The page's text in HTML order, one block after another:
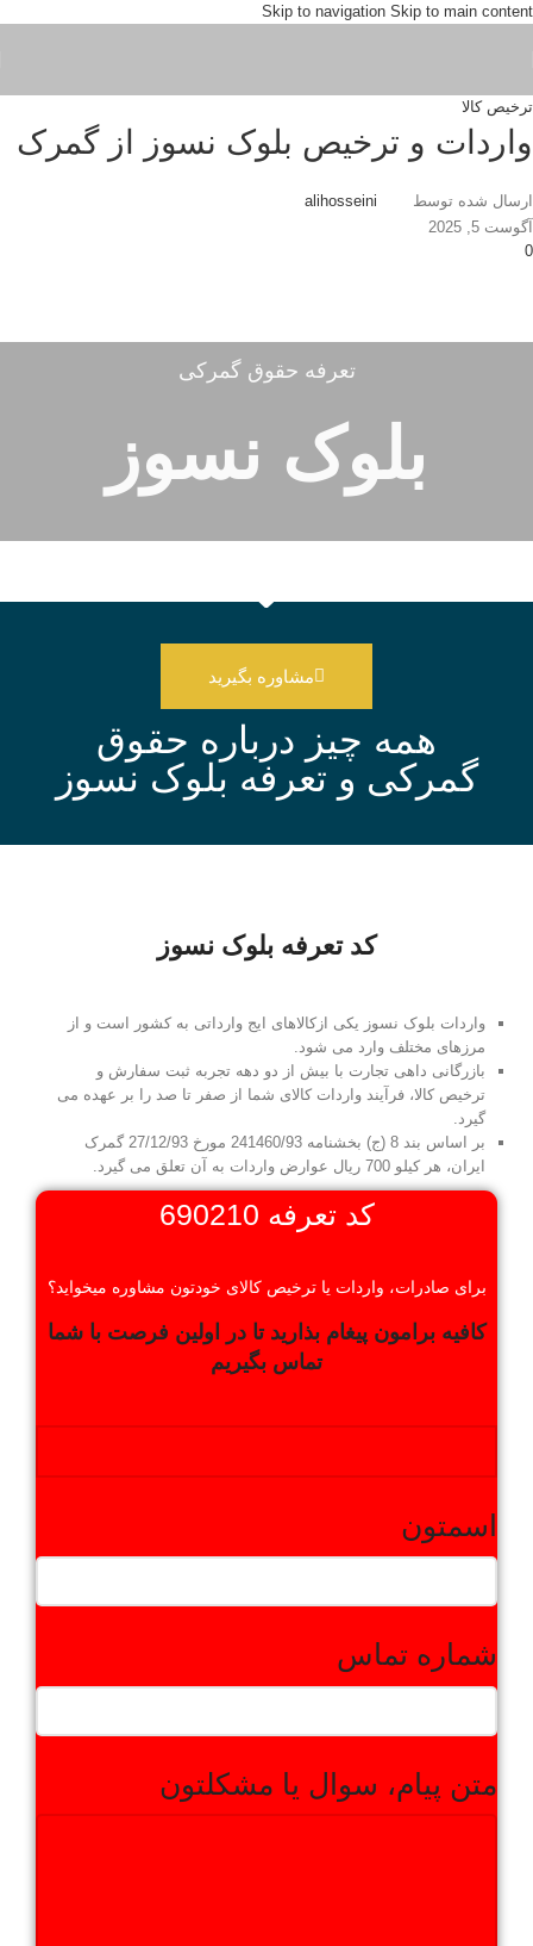
Skip to navigation Skip to main content
ترخیص کالا
واردات و ترخیص بلوک نسوز از گمرک
ارسال شده توسط
alihosseini
آگوست 5, 2025
0
تعرفه حقوق گمرکی
بلوک نسوز
مشاوره بگیرید
همه چیز درباره حقوق
گمرکی و تعرفه بلوک نسوز
کد تعرفه 690210
برای صادرات، واردات یا ترخیص کالای خودتون مشاوره میخواید؟
کافیه برامون پیغام بذارید تا در اولین فرصت با شما
تماس بگیریم
اسمتون
شماره تماس
متن پیام، سوال یا مشکلتون
کد تعرفه بلوک نسوز
واردات بلوک نسوز یکی ازکالاهای ایج وارداتی به کشور است و از
مرزهای مختلف وارد می شود.
بازرگانی داهی تجارت با بیش از دو دهه تجربه ثبت سفارش و
ترخیص کالا، فرآیند واردات کالای شما از صفر تا صد را بر عهده می
گیرد.
بر اساس بند 8 (ج) بخشنامه 241460/93 مورخ 27/12/93 گمرک
ایران، هر کیلو 700 ريال عوارض واردات به آن تعلق می گیرد.